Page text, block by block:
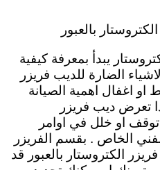
بالعبور
يبدأ بمعرفة كيفية
الضارة للديب فريزر
او اغفال اهمية الصيانة
تعرض ديب فريزر
او خلل في اوامر
الخاص . بقسم الفريزر
الكتروستار بالعبور قد